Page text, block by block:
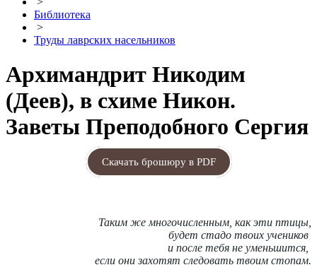
Библиотека
>
Труды лаврских насельников
Архимандрит Никодим
(Деев), в схиме Никон.
Заветы Преподобного Сергия
Скачать брошюру в PDF
Таким же многочисленным, как эти птицы,
будет стадо твоих учеников
и после тебя не уменьшится,
если они захотят следовать твоим стопам.